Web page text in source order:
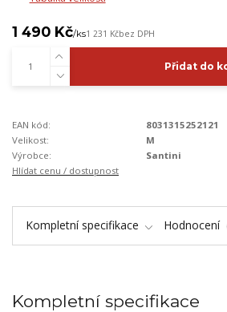
1 490 Kč/ks1 231 Kčbez DPH
Přidat do
EAN kód:
8031315252121
Velikost:
M
Výrobce:
Santini
Hlídat cenu / dostupnost
Kompletní specifikace Hodnocení
Kompletní specifikace